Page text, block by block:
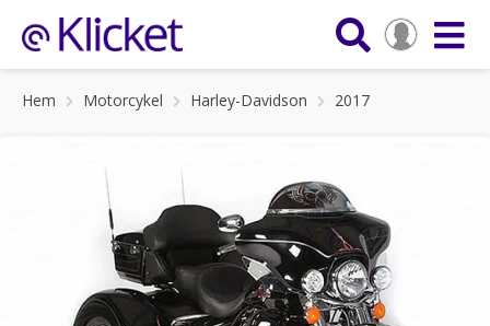
Hem Motorcykel Harley-Davidson 2017